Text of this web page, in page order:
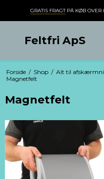
GRATIS FRAGTPÅ KØB OVER
Feltfri ApS
Forside / Shop / Alt til
Magnetfelt
Magnetfelt